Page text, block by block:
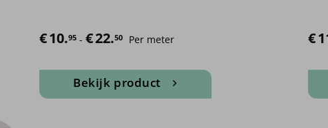
€10.95 - €22.50 Prijsklasse: €10.95 tot €22.50
Per meter
Bekijk product
€